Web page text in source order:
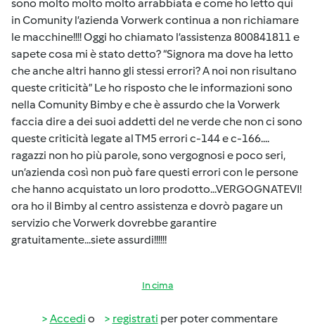
sono molto molto molto arrabbiata e come ho letto qui
in Comunity l’azienda Vorwerk continua a non richiamare
le macchine!!!! Oggi ho chiamato l’assistenza 800841811 e
sapete cosa mi è stato detto? “Signora ma dove ha letto
che anche altri hanno gli stessi errori? A noi non risultano
queste criticità” Le ho risposto che le informazioni sono
nella Comunity Bimby e che è assurdo che la Vorwerk
faccia dire a dei suoi addetti del ne verde che non ci sono
queste criticità legate al TM5 errori c-144 e c-166....
ragazzi non ho più parole, sono vergognosi e poco seri,
un’azienda così non può fare questi errori con le persone
che hanno acquistato un loro prodotto...VERGOGNATEVI!
ora ho il Bimby al centro assistenza e dovrò pagare un
servizio che Vorwerk dovrebbe garantire
gratuitamente...siete assurdi!!!!!!
In cima
Accedi o registrati per poter commentare